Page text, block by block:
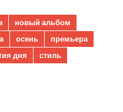
новый альбом
осень
премьера
дня
стиль